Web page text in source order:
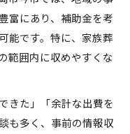
富にあり、補助金を考
能です。特に、家族葬
範囲内に収めやすくな
きた」「余計な出費を
も多く、事前の情報収